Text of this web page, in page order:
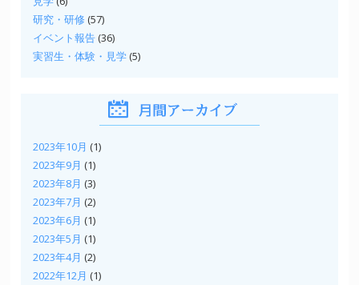
研究・研修(57)
イベント報告(36)
実習生・体験・見学(5)
2023年10月 (1)
2023年9月 (1)
2023年8月 (3)
2023年7月 (2)
2023年6月 (1)
2023年5月 (1)
2023年4月 (2)
2022年12月 (1)